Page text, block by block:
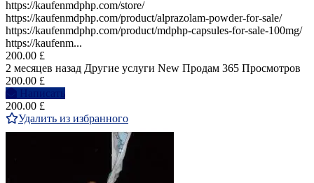
https://kaufenmdphp.com/store/
https://kaufenmdphp.com/product/alprazolam-powder-for-sale/
https://kaufenmdphp.com/product/mdphp-capsules-for-sale-100mg/
https://kaufenm...
200.00 £
2 месяцев назад Другие услуги New Продам 365 Просмотров
200.00 £
Написать
200.00 £
Удалить из избранного